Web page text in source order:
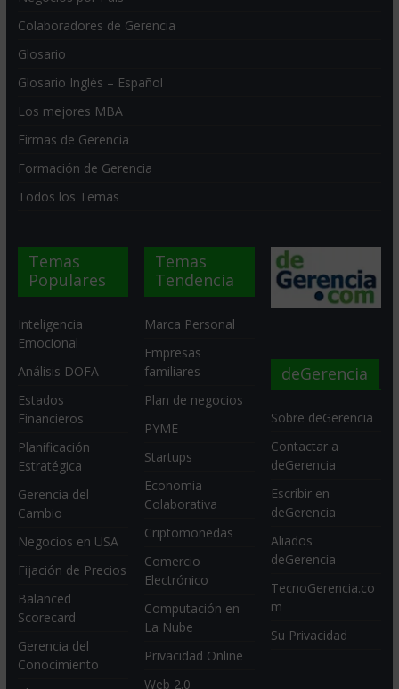
Colaboradores de Gerencia
Glosario
Glosario Inglés – Español
Los mejores MBA
Firmas de Gerencia
Formación de Gerencia
Todos los Temas
Temas
Populares
Inteligencia
Emocional
Análisis DOFA
Estados
Financieros
Planificación
Estratégica
Gerencia del
Cambio
Negocios en USA
Fijación de Precios
Balanced
Scorecard
Gerencia del
Conocimiento
Temas
Tendencia
Marca Personal
Empresas
familiares
Plan de negocios
PYME
Startups
Economia
Colaborativa
Criptomonedas
Comercio
Electrónico
Computación en
La Nube
Privacidad Online
Web 2.0
deGerencia
Sobre deGerencia
Contactar a
deGerencia
Escribir en
deGerencia
Aliados
deGerencia
TecnoGerencia.co
m
Su Privacidad